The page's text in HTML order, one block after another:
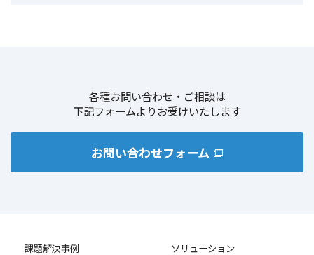
各種お問い合わせ・ご相談は
下記フォームよりお受けいたします
お問い合わせフォーム
課題解決事例 ソリューション